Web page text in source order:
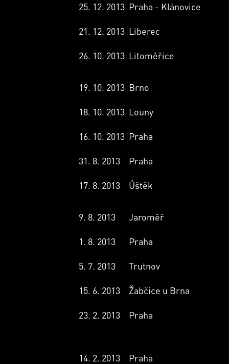
25. 12. 2013 Praha - Klánovice
21. 12. 2013 Liberec
26. 10. 2013 Litoměřice
19. 10. 2013 Brno
18. 10. 2013 Louny
16. 10. 2013 Praha
31. 8. 2013 Praha
17. 8. 2013 Úštěk
9. 8. 2013 Jaroměř
1. 8. 2013 Praha
5. 7. 2013 Trutnov
15. 6. 2013 Žabčice u Brna
23. 2. 2013 Praha
14. 2. 2013 Praha